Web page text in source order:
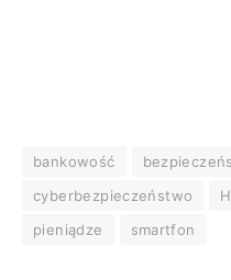
bankowość
cyberbezpieczeństwo
pieniądze
smartfon